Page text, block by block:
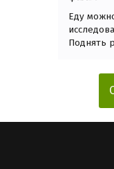
Еду
Поднять